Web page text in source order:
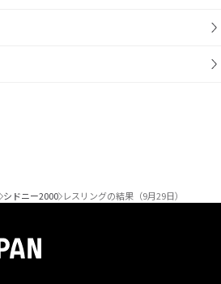
シドニー2000 レスリングの結果（9月29日）